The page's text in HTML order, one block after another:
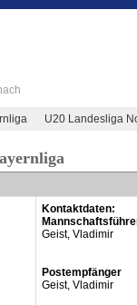
U20 Landesliga
Kontaktdaten:
Geist, Vladimir
Postempfänger
Geist, Vladimir